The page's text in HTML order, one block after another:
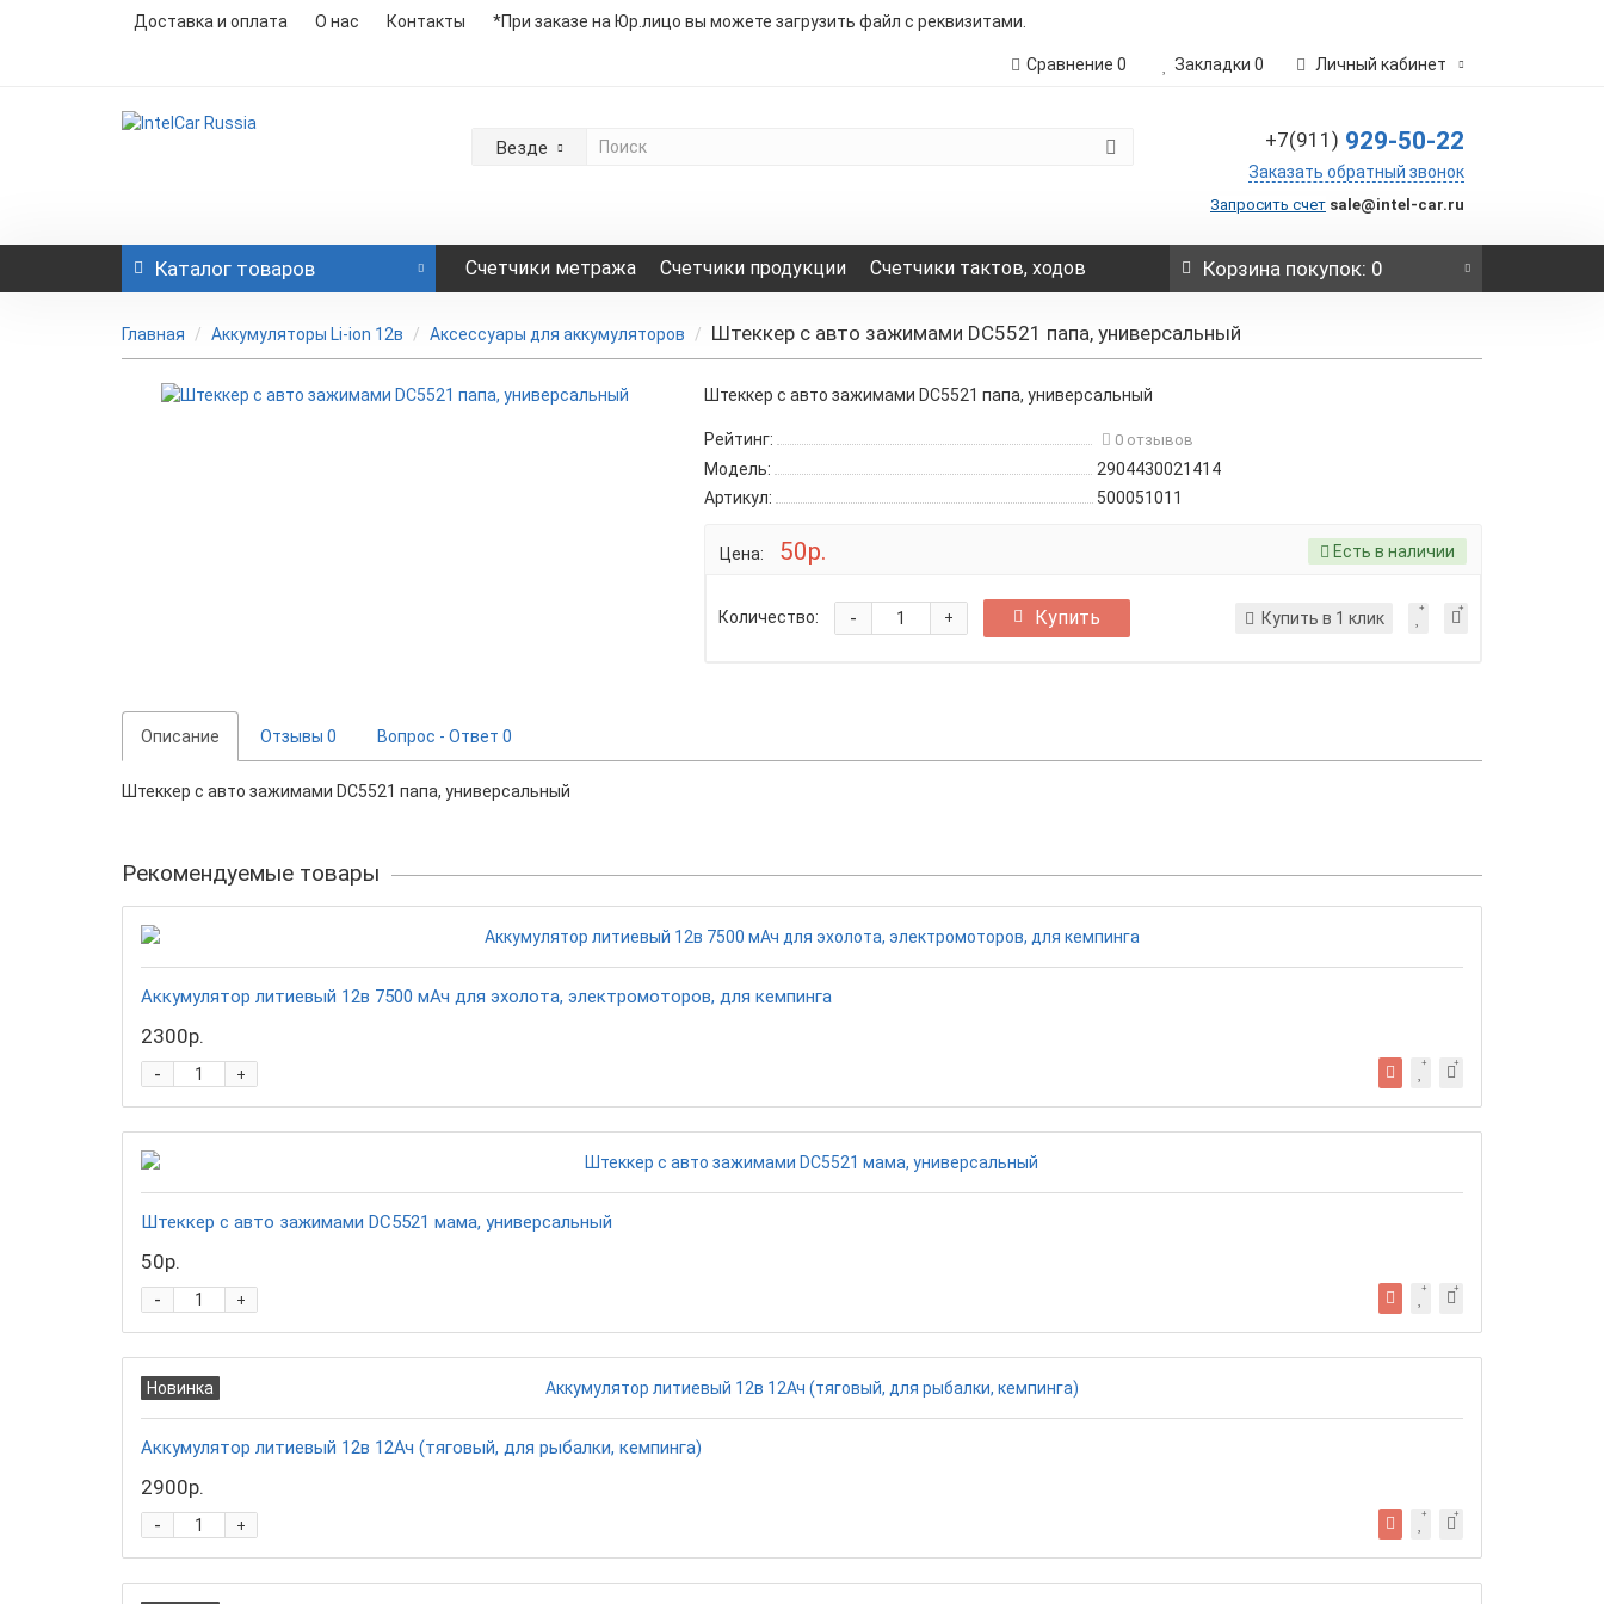
Доставка и оплата О нас Контакты *При заказе на Юр.лицо вы можете загрузить файл с реквизитами.
Сравнение 0 Закладки 0 Личный кабинет
Везде +7(911) 929-50-22
Заказать обратный звонок
Запросить счет sale@intel-car.ru
Каталог товаров Счетчики метража Счетчики продукции Счетчики тактов, ходов Корзинапокупок: 0
Главная Аккумуляторы Li-ion 12в Аксессуары для аккумуляторов Штеккер с авто зажимами DC5521 папа, универсальный
Штеккер с авто зажимами DC5521 папа, универсальный
Рейтинг: 0 отзывов
Модель:
2904430021414
Артикул:
500051011
Цена: 50р. Есть в наличии
Количество: +
- Купить Купить в 1 клик
Описание Отзывы 0 Вопрос - Ответ 0
Штеккер с авто зажимами DC5521 папа, универсальный
Рекомендуемые товары
Аккумулятор литиевый 12в 7500 мАч для эхолота, электромоторов, для кемпинга
2300р.
+
-
Штеккер с авто зажимами DC5521 мама, универсальный
50р.
+
-
Новинка
Аккумулятор литиевый 12в 12Ач (тяговый, для рыбалки, кемпинга)
2900р.
+
-